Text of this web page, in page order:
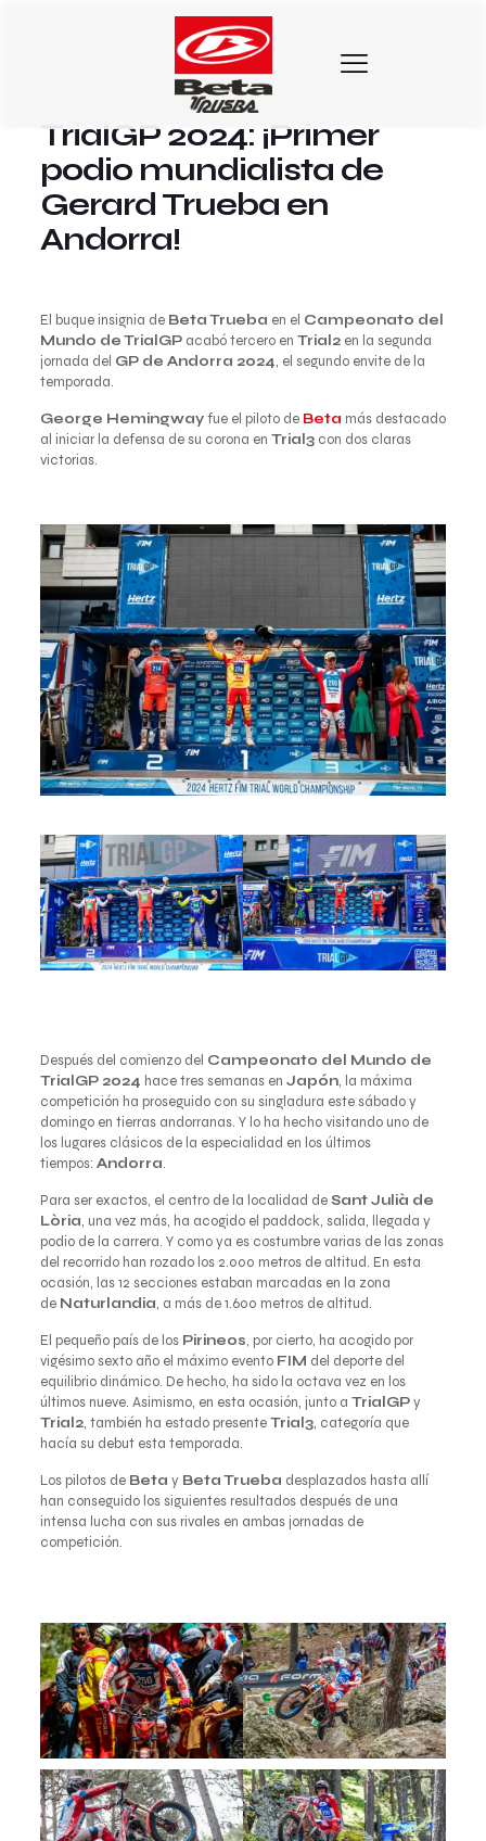
TrialGP 2024: ¡Primer
podio mundialista de
Gerard Trueba en
Andorra!
El buque insignia de Beta Trueba en el Campeonato del
Mundo de TrialGPacabó tercero en Trial2en la segunda
jornada del GP de Andorra 2024, el segundo envite de la
temporada.
George Hemingwayfue el piloto de Beta más destacado
al iniciar la defensa de su corona en Trial3con dos claras
victorias.
Después del comienzo del Campeonato del Mundo de
TrialGP 2024 hace tres semanas en Japón, la máxima
competición ha proseguido con su singladura este sábado y
domingo en tierras andorranas. Y lo ha hecho visitando uno de
los lugares clásicos de la especialidad en los últimos
tiempos: Andorra.
Para ser exactos, el centro de la localidad deSant Julià de
Lòria, una vez más, ha acogido el paddock, salida, llegada y
podio de la carrera. Y como ya es costumbre varias de las zonas
del recorrido han rozado los 2.000 metros de altitud. En esta
ocasión, las 12 secciones estaban marcadas en la zona
de Naturlandia, a más de 1.600 metros de altitud.
El pequeño país de los Pirineos, por cierto, ha acogido por
vigésimo sexto año el máximo evento FIM del deporte del
equilibrio dinámico. De hecho, ha sido la octava vez en los
últimos nueve. Asimismo, en esta ocasión, junto a TrialGPy
Trial2, también ha estado presenteTrial3, categoría que
hacía su debut esta temporada.
Los pilotos de Beta y Beta Trueba desplazados hasta allí
han conseguido los siguientes resultados después de una
intensa lucha con sus rivales en ambas jornadas de
competición.